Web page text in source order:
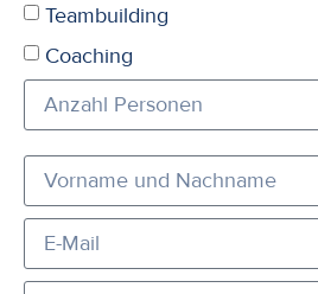
Teambuilding
Coaching